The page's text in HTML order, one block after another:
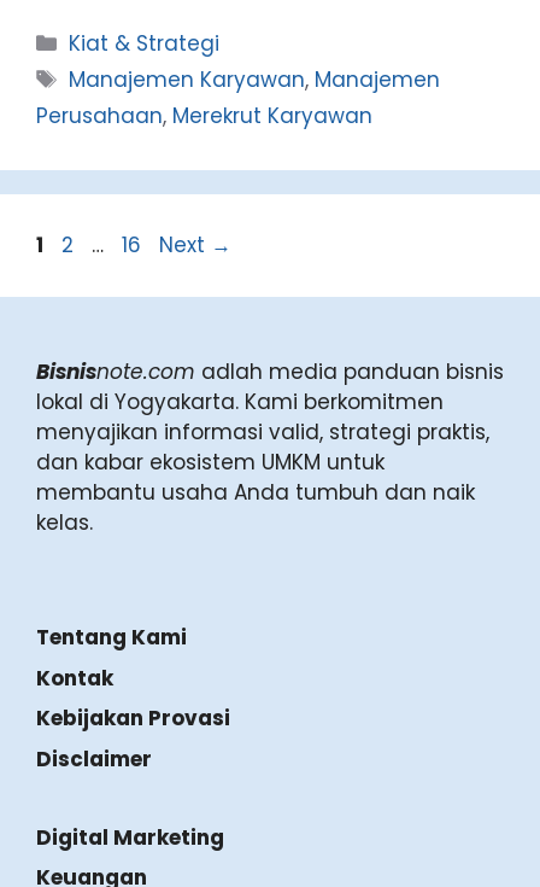
Categories
Kiat & Strategi
Tags
Manajemen Karyawan, Manajemen
Perusahaan, Merekrut Karyawan
Page
1 Page
2 … Page
16 Next →
Bisnisnote.com adlah media panduan bisnis
lokal di Yogyakarta. Kami berkomitmen
menyajikan informasi valid, strategi praktis,
dan kabar ekosistem UMKM untuk
membantu usaha Anda tumbuh dan naik
kelas.
Tentang Kami
Kontak
Kebijakan Provasi
Disclaimer
Digital Marketing
Keuangan